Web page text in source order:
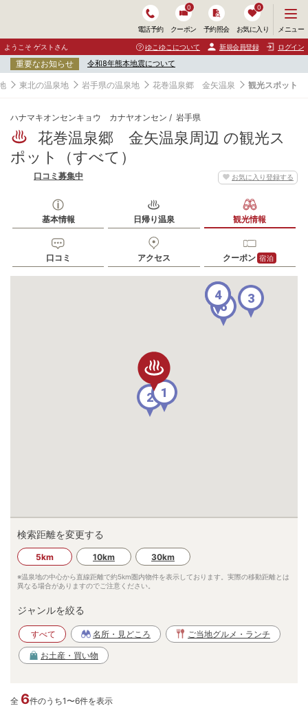
電話予約 クーポン
0
予約照会 お気に入り
0
ニ
ュ
ー
開
く
メニュー
ようこそ ゲストさん ゆこゆこについて 新規会員登録 ログイン
重要なお知らせ 令和8年熊本地震について
東北の温泉地 岩手県の温泉地 花巻温泉郷 金矢温泉 観光スポット
ハナマキオンセンキョウ カナヤオンセン 岩手県
花巻温泉郷 金矢温泉周辺 の観光ス
ポット（すべて）
お気に入り登録する
口コミ募集中
基本情報 日帰り温泉 観光情報
口コミ アクセス クーポン 宿泊
1
2
3
4
5
6
検索距離を変更する
5km 10km 30km
※温泉地の中心から直線距離で約5km圏内物件を表示しております。実際の移動距離とは
異なる場合がありますのでご注意ください。
ジャンルを絞る
すべて 名所・見どころ ご当地グルメ・ランチ
お土産・買い物
全 6件のうち1〜6件を表示